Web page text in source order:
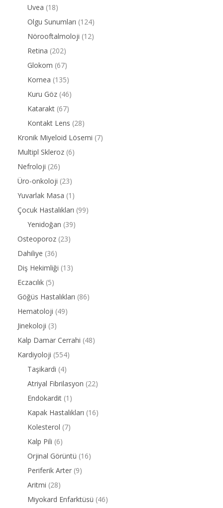
Uvea (18)
Olgu Sunumları (124)
Nörooftalmoloji (12)
Retina (202)
Glokom (67)
Kornea (135)
Kuru Göz (46)
Katarakt (67)
Kontakt Lens (28)
Kronik Miyeloid Lösemi (7)
Multipl Skleroz (6)
Nefroloji (26)
Üro-onkoloji (23)
Yuvarlak Masa (1)
Çocuk Hastalıkları (99)
Yenidoğan (39)
Osteoporoz (23)
Dahiliye (36)
Diş Hekimliği (13)
Eczacılık (5)
Göğüs Hastalıkları (86)
Hematoloji (49)
Jinekoloji (3)
Kalp Damar Cerrahi (48)
Kardiyoloji (554)
Taşikardi (4)
Atriyal Fibrilasyon (22)
Endokardit (1)
Kapak Hastalıkları (16)
Kolesterol (7)
Kalp Pili (6)
Orjinal Görüntü (16)
Periferik Arter (9)
Aritmi (28)
Miyokard Enfarktüsü (46)